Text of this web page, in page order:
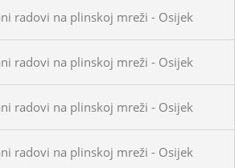
radovi na plinskoj mreži - Osijek
radovi na plinskoj mreži - Osijek
radovi na plinskoj mreži - Osijek
radovi na plinskoj mreži - Osijek